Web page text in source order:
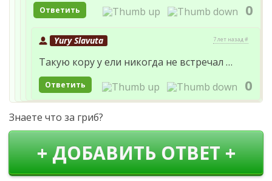
Ответить 0
Yury Slavuta 7 лет назад #
Такую кору у ели никогда не встречал …
Ответить 0
Знаете что за гриб?
+ ДОБАВИТЬ ОТВЕТ +